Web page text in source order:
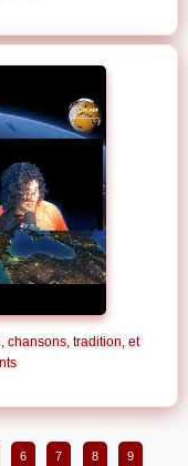
chansons, tradition, et
6 7 8 9